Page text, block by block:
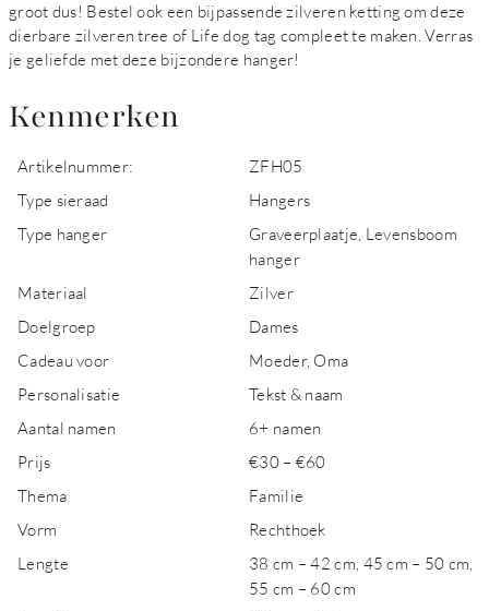
groot dus! Bestel ook een bijpassende zilveren ketting om deze
dierbare zilveren tree of Life dog tag compleet te maken. Verras
je geliefde met deze bijzondere hanger!
Kenmerken
Artikelnummer:
ZFH05
Type sieraad
Hangers
Type hanger
Graveerplaatje, Levensboom
hanger
Materiaal
Zilver
Doelgroep
Dames
Cadeau voor
Moeder, Oma
Personalisatie
Tekst & naam
Aantal namen
6+ namen
Prijs
€30 – €60
Thema
Familie
Vorm
Rechthoek
Lengte
38 cm – 42 cm, 45 cm – 50 cm,
55 cm – 60 cm